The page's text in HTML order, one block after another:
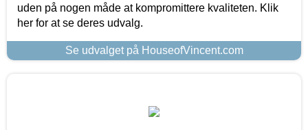
uden på nogen måde at kompromittere kvaliteten. Klik
her for at se deres udvalg.
Se udvalget på HouseofVincent.com